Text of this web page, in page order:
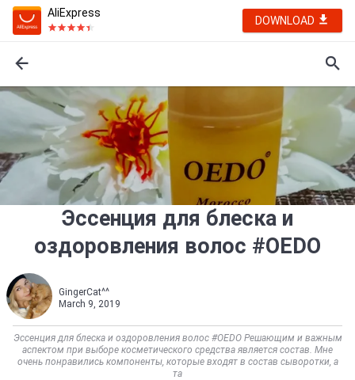
AliExpress
DOWNLOAD
Эссенция для блеска и
оздоровления волос #OEDO
GingerCat^^
March 9, 2019
Эссенция для блеска и оздоровления волос #OEDO Решающим и важным
аспектом при выборе косметического средства является состав. Мне
очень понравились компоненты, которые входят в состав сыворотки, а
та